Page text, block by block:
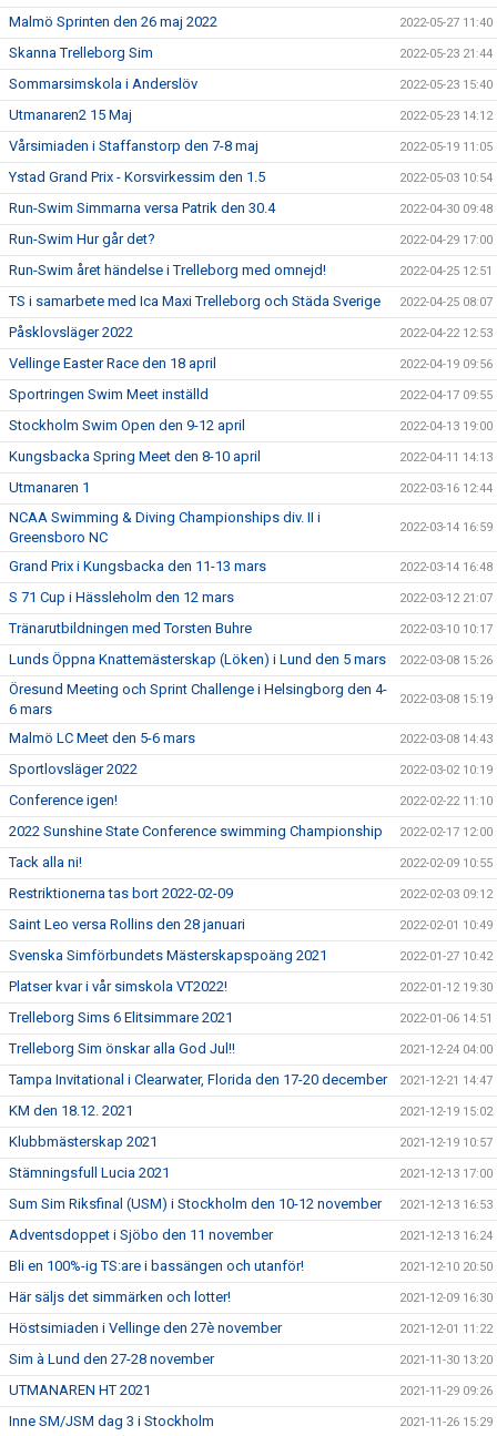
Malmö Sprinten den 26 maj 2022 2022-05-27 11:40
Skanna Trelleborg Sim 2022-05-23 21:44
Sommarsimskola i Anderslöv 2022-05-23 15:40
Utmanaren2 15 Maj 2022-05-23 14:12
Vårsimiaden i Staffanstorp den 7-8 maj 2022-05-19 11:05
Ystad Grand Prix - Korsvirkessim den 1.5 2022-05-03 10:54
Run-Swim Simmarna versa Patrik den 30.4 2022-04-30 09:48
Run-Swim Hur går det? 2022-04-29 17:00
Run-Swim året händelse i Trelleborg med omnejd! 2022-04-25 12:51
TS i samarbete med Ica Maxi Trelleborg och Städa Sverige 2022-04-25 08:07
Påsklovsläger 2022 2022-04-22 12:53
Vellinge Easter Race den 18 april 2022-04-19 09:56
Sportringen Swim Meet inställd 2022-04-17 09:55
Stockholm Swim Open den 9-12 april 2022-04-13 19:00
Kungsbacka Spring Meet den 8-10 april 2022-04-11 14:13
Utmanaren 1 2022-03-16 12:44
NCAA Swimming & Diving Championships div. II i
Greensboro NC
2022-03-14 16:59
Grand Prix i Kungsbacka den 11-13 mars 2022-03-14 16:48
S 71 Cup i Hässleholm den 12 mars 2022-03-12 21:07
Tränarutbildningen med Torsten Buhre 2022-03-10 10:17
Lunds Öppna Knattemästerskap (Löken) i Lund den 5 mars 2022-03-08 15:26
Öresund Meeting och Sprint Challenge i Helsingborg den 4-
6 mars
2022-03-08 15:19
Malmö LC Meet den 5-6 mars 2022-03-08 14:43
Sportlovsläger 2022 2022-03-02 10:19
Conference igen! 2022-02-22 11:10
2022 Sunshine State Conference swimming Championship 2022-02-17 12:00
Tack alla ni! 2022-02-09 10:55
Restriktionerna tas bort 2022-02-09 2022-02-03 09:12
Saint Leo versa Rollins den 28 januari 2022-02-01 10:49
Svenska Simförbundets Mästerskapspoäng 2021 2022-01-27 10:42
Platser kvar i vår simskola VT2022! 2022-01-12 19:30
Trelleborg Sims 6 Elitsimmare 2021 2022-01-06 14:51
Trelleborg Sim önskar alla God Jul!! 2021-12-24 04:00
Tampa Invitational i Clearwater, Florida den 17-20 december 2021-12-21 14:47
KM den 18.12. 2021 2021-12-19 15:02
Klubbmästerskap 2021 2021-12-19 10:57
Stämningsfull Lucia 2021 2021-12-13 17:00
Sum Sim Riksfinal (USM) i Stockholm den 10-12 november 2021-12-13 16:53
Adventsdoppet i Sjöbo den 11 november 2021-12-13 16:24
Bli en 100%-ig TS:are i bassängen och utanför! 2021-12-10 20:50
Här säljs det simmärken och lotter! 2021-12-09 16:30
Höstsimiaden i Vellinge den 27è november 2021-12-01 11:22
Sim à Lund den 27-28 november 2021-11-30 13:20
UTMANAREN HT 2021 2021-11-29 09:26
Inne SM/JSM dag 3 i Stockholm 2021-11-26 15:29